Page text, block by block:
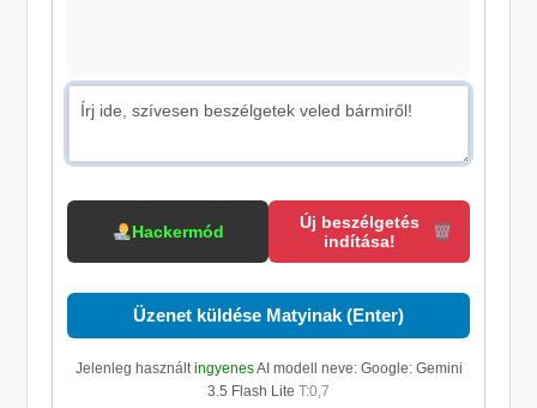
Hackermód
Új beszélgetés
indítása!
Üzenet küldése Matyinak (Enter)
Jelenleg használtingyenesAI modell neve: Google: Gemini
3.5 Flash Lite T:0,7